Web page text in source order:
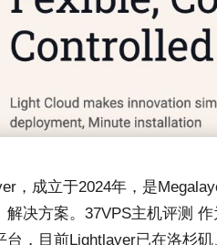
，成立于2024年，是
解决方案。37VPS主机评测 作
台，目前Lightlayer已在洛杉